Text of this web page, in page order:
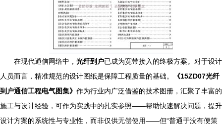
在现代通信网络中， 光纤到户已成为宽带接入的终极方案。对于设计
人员而言，精准规范的设计图纸是保障工程质量的基础。
《15ZD07光纤
到户通信工程电气图集》 作为行业内广泛借鉴的技术图册，汇聚了丰富的
施工与设计经验，可作为实践中的扎实参照——帮助快速解决问题，提升
设计方案的系统性与专业性，而非仅供无偿使用——但“普通于没有便策